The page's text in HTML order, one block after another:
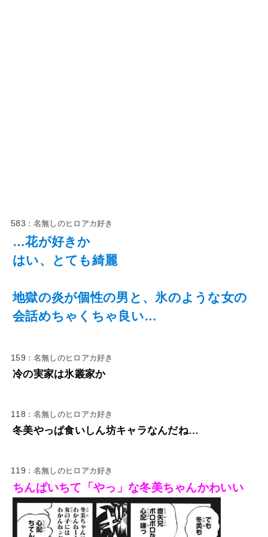
583 : 名無しのヒロアカ好き
…花が好きか
はい、とても綺麗
地獄の炎が個性の男と、氷のような女の
会話めちゃくちゃ良い…
159 : 名無しのヒロアカ好き
冷の実家は氷叢家か
118 : 名無しのヒロアカ好き
冬美やっぱ食いしん坊キャラなんだね…
119 : 名無しのヒロアカ好き
ちんぱいちて「やっ」な冬美ちゃんかわいい